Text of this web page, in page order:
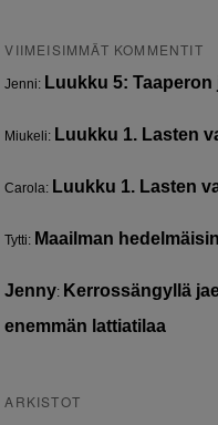
VIIMEISIMMÄT KOMMENTIT
Jenni: Luukku 5:
Miukeli: Luukku 1. Lasten
Carola: Luukku 1. Lasten
Tytti: Maailman
Jenny: Kerrossängyllä
enemmän lattiatilaa
ARKISTOT